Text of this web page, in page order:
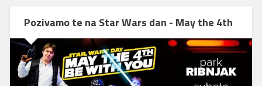
Pozivamo te na Star Wars dan - May the 4th